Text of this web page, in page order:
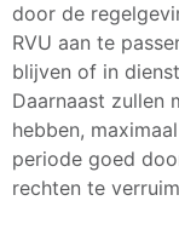
door de
RVU aan te
blijven of in
Daarnaast zullen
hebben,
periode goed
rechten te